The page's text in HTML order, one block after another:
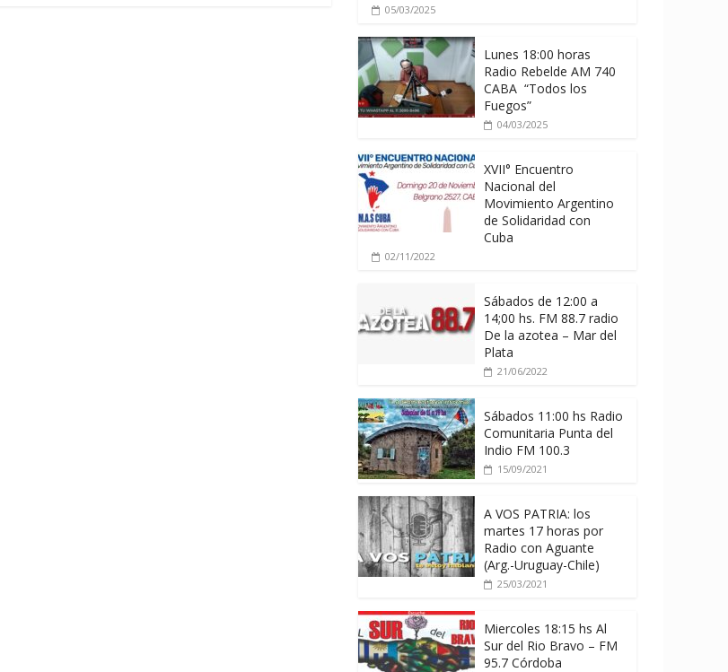
05/03/2025
Lunes 18:00 horas
Radio Rebelde AM 740
CABA “Todos los
Fuegos”
04/03/2025
XVII° Encuentro
Nacional del
Movimiento Argentino
de Solidaridad con
Cuba
02/11/2022
Sábados de 12:00 a
14;00 hs. FM 88.7 radio
De la azotea – Mar del
Plata
21/06/2022
Sábados 11:00 hs Radio
Comunitaria Punta del
Indio FM 100.3
15/09/2021
A VOS PATRIA: los
martes 17 horas por
Radio con Aguante
(Arg.-Uruguay-Chile)
25/03/2021
Miercoles 18:15 hs Al
Sur del Rio Bravo – FM
95.7 Córdoba